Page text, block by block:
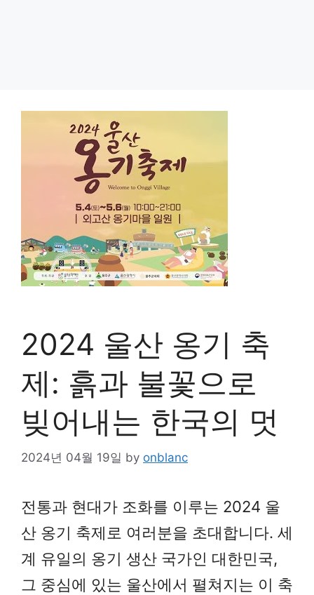
2024 울산 옹기 축
제: 흙과 불꽃으로
빚어내는 한국의 멋
2024년 04월 19일 by onblanc
전통과 현대가 조화를 이루는 2024 울
산 옹기 축제로 여러분을 초대합니다. 세
계 유일의 옹기 생산 국가인 대한민국,
그 중심에 있는 울산에서 펼쳐지는 이 축